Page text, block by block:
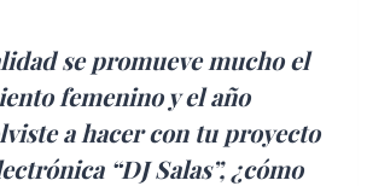
se promueve mucho el
femenino y el año
a hacer con tu proyecto
“DJ Salas”, ¿cómo